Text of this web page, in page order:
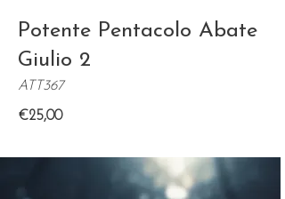
Potente Pentacolo Abate
Giulio 2
ATT367
€25,00